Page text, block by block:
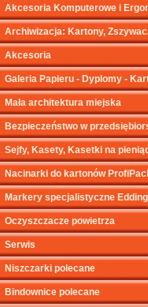
Akcesoria Komputerowe i
Archiwizacja: Kartony,
Akcesoria
Galeria Papieru - Dyplomy -
Mała architektura miejska
Bezpieczeństwo w
Sejfy, Kasety, Kasetki na
Nacinarki do kartonów
Markery specjalistyczne Edding
Oczyszczacze powietrza
Serwis
Niszczarki polecane
Bindownice polecane